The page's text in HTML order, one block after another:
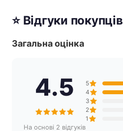
⭐ Відгуки покупців
Загальна оцінка
4.5
На основі 2 відгуків
5
4
3
2
1